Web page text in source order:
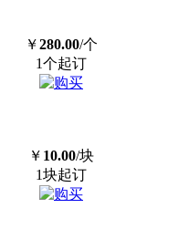
￥280.00/个
1个起订
￥ 10.00/块
1块起订